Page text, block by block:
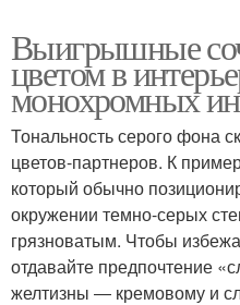
Выигрышные
цветом в
монохромных
Тональность серого фона
цветов-партнеров. К
который обычно
окружении темно-серых
грязноватым. Чтобы
отдавайте предпочтение
желтизны ― кремовому и